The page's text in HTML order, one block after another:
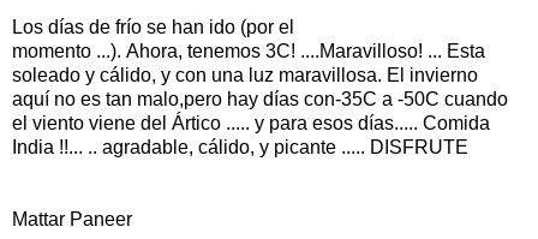
Los días de frío se han ido (por el
momento ...). Ahora, tenemos 3C! ....Maravilloso! ... Esta
soleado y cálido, y con una luz maravillosa. El invierno
aquí no es tan malo,pero hay días con-35C a -50C cuando
el viento viene del Ártico ..... y para esos días..... Comida
India !!... .. agradable, cálido, y picante ..... DISFRUTE
Mattar Paneer